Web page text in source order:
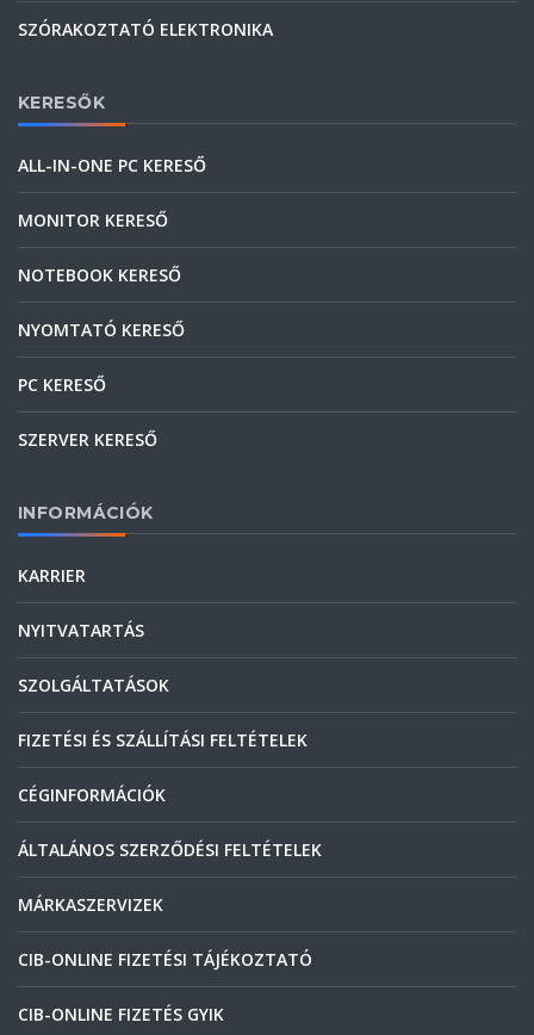
SZÓRAKOZTATÓ ELEKTRONIKA
KERESŐK
ALL-IN-ONE PC KERESŐ
MONITOR KERESŐ
NOTEBOOK KERESŐ
NYOMTATÓ KERESŐ
PC KERESŐ
SZERVER KERESŐ
INFORMÁCIÓK
KARRIER
NYITVATARTÁS
SZOLGÁLTATÁSOK
FIZETÉSI ÉS SZÁLLÍTÁSI FELTÉTELEK
CÉGINFORMÁCIÓK
ÁLTALÁNOS SZERZŐDÉSI FELTÉTELEK
MÁRKASZERVIZEK
CIB-ONLINE FIZETÉSI TÁJÉKOZTATÓ
CIB-ONLINE FIZETÉS GYIK